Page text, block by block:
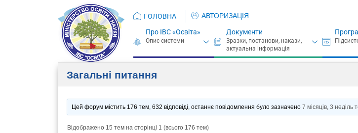
ГОЛОВНА АВТОРИЗАЦІЯ
Про ІВС «Освіта» Документи
Загальні питання
Цей форум містить 176 тем, 632 відповіді, останнє повідомлення було зазначено7 місяців, 3 неділь
Відображено 15 тем на сторінці 1 (всього 176 тем)